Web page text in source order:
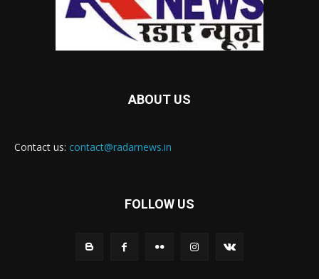
ABOUT US
Contact us: contact@radarnews.in
FOLLOW US